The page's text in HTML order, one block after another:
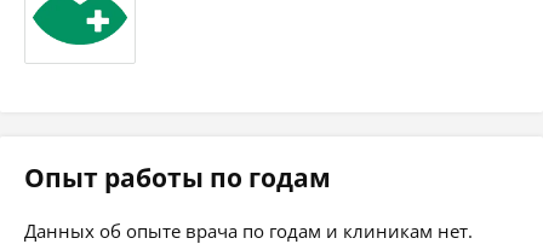
Опыт работы по годам
Данных об опыте врача по годам и клиникам нет.